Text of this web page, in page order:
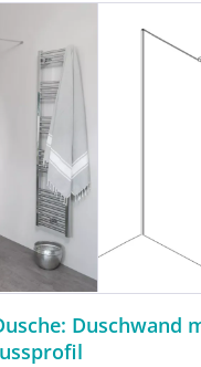
Duschwand